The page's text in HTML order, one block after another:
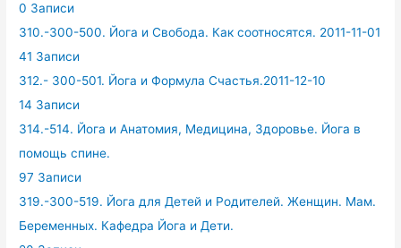
0 Записи
310.-300-500. Йога и Свобода. Как соотносятся. 2011-11-01
41 Записи
312.- 300-501. Йога и Формула Счастья.2011-12-10
14 Записи
314.-514. Йога и Анатомия, Медицина, Здоровье. Йога в
помощь спине.
97 Записи
319.-300-519. Йога для Детей и Родителей. Женщин. Мам.
Беременных. Кафедра Йога и Дети.